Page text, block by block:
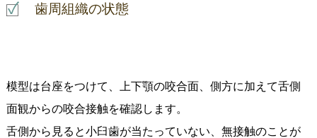
歯周組織の状態
模型は台座をつけて、上下顎の咬合面、側方に加えて舌側
面観からの咬合接触を確認します。
舌側から見ると小臼歯が当たっていない、無接触のことが